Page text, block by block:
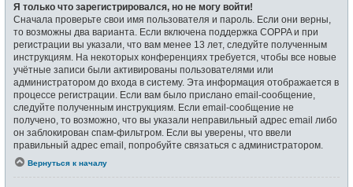
Я только что зарегистрировался, но не могу войти!
Сначала проверьте свои имя пользователя и пароль. Если они верны,
то возможны два варианта. Если включена поддержка COPPA и при
регистрации вы указали, что вам менее 13 лет, следуйте полученным
инструкциям. На некоторых конференциях требуется, чтобы все новые
учётные записи были активированы пользователями или
администратором до входа в систему. Эта информация отображается в
процессе регистрации. Если вам было прислано email-сообщение,
следуйте полученным инструкциям. Если email-сообщение не
получено, то возможно, что вы указали неправильный адрес email либо
он заблокирован спам-фильтром. Если вы уверены, что ввели
правильный адрес email, попробуйте связаться с администратором.
Вернуться к началу